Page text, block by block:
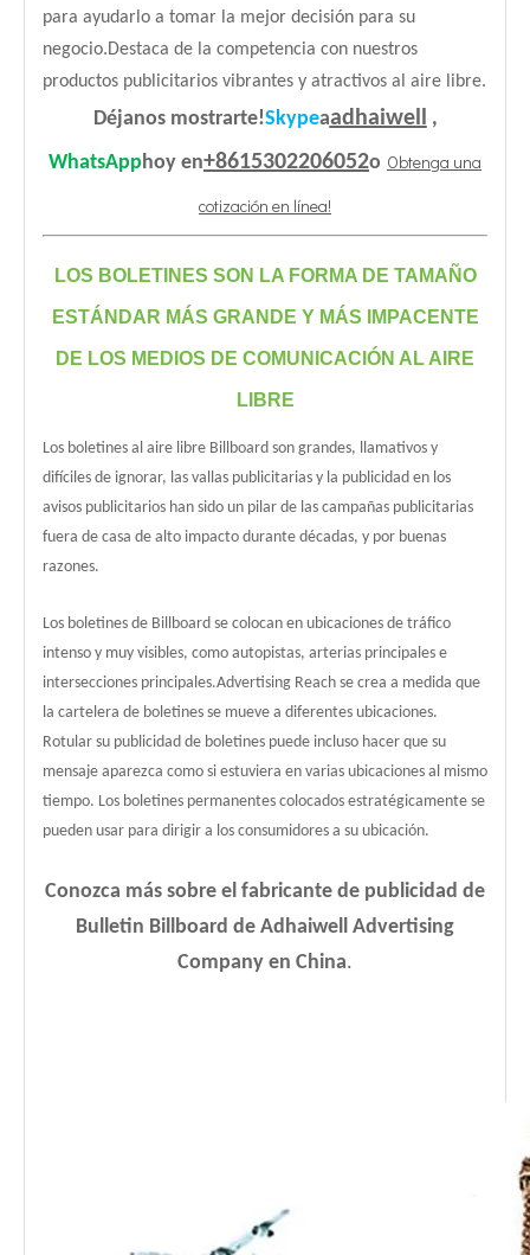
para ayudarlo a tomar la mejor decisión para su
negocio.Destaca de la competencia con nuestros
productos publicitarios vibrantes y atractivos al aire libre.
Déjanos mostrarte!Skypeaadhaiwell ,
WhatsApphoy en+8615302206052o Obtenga una
cotización en línea!
LOS BOLETINES SON LA FORMA DE TAMAÑO
ESTÁNDAR MÁS GRANDE Y MÁS IMPACENTE
DE LOS MEDIOS DE COMUNICACIÓN AL AIRE
LIBRE
Los boletines al aire libre Billboard son grandes, llamativos y
difíciles de ignorar, las vallas publicitarias y la publicidad en los
avisos publicitarios han sido un pilar de las campañas publicitarias
fuera de casa de alto impacto durante décadas, y por buenas
razones.
Los boletines de Billboard se colocan en ubicaciones de tráfico
intenso y muy visibles, como autopistas, arterias principales e
intersecciones principales.Advertising Reach se crea a medida que
la cartelera de boletines se mueve a diferentes ubicaciones.
Rotular su publicidad de boletines puede incluso hacer que su
mensaje aparezca como si estuviera en varias ubicaciones al mismo
tiempo. Los boletines permanentes colocados estratégicamente se
pueden usar para dirigir a los consumidores a su ubicación.
Conozca más sobre el fabricante de publicidad de
Bulletin Billboard de Adhaiwell Advertising
Company en China.